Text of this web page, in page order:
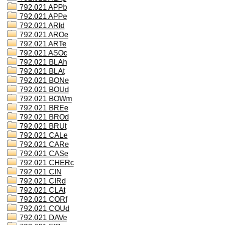
792.021 APPb
792.021 APPe
792.021 ARId
792.021 AROe
792.021 ARTe
792.021 ASOc
792.021 BLAh
792.021 BLAt
792.021 BONe
792.021 BOUd
792.021 BOWm
792.021 BREe
792.021 BROd
792.021 BRUt
792.021 CALe
792.021 CARe
792.021 CASe
792.021 CHERc
792.021 CIN
792.021 CIRd
792.021 CLAt
792.021 CORf
792.021 COUd
792.021 DAVe